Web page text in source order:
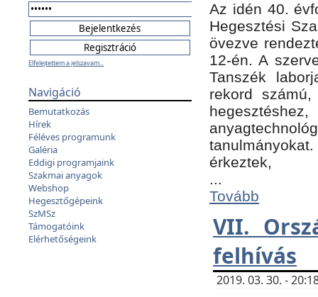
Elfelejtettem a jelszavam...
Navigáció
Bemutatkozás
Hírek
Féléves programunk
Galéria
Eddigi programjaink
Szakmai anyagok
Webshop
Hegesztőgépeink
SzMSz
Támogatóink
Elérhetőségeink
Az idén 40.
Hegesztési
övezve
12-én. A
Tanszék
rekord
érkeztek,
...
Tovább
VII.
felhívás
2019. 03. 30. -